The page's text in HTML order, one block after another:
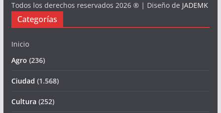
Todos los derechos reservados 2026 ® | Diseño de JADEMK
Categorías
Inicio
Agro (236)
Ciudad (1.568)
Cultura (252)